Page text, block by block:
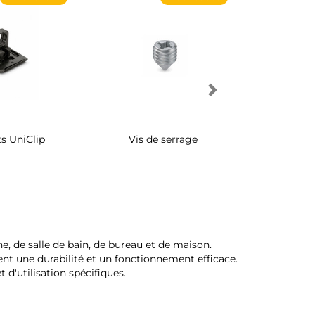
Supports UniClip avec
de salle de bain, de bureau et de maison.
une durabilité et un fonctionnement efficace.
d'utilisation spécifiques.